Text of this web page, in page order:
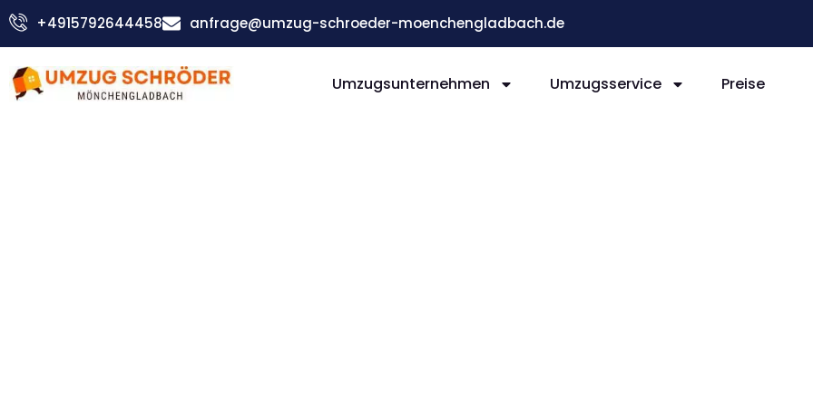
Zum
Inhalt
+4915792644458 anfrage@umzug-schroeder-moenchengladbach.de
Umzugsunternehmen Umzugsservice Preise